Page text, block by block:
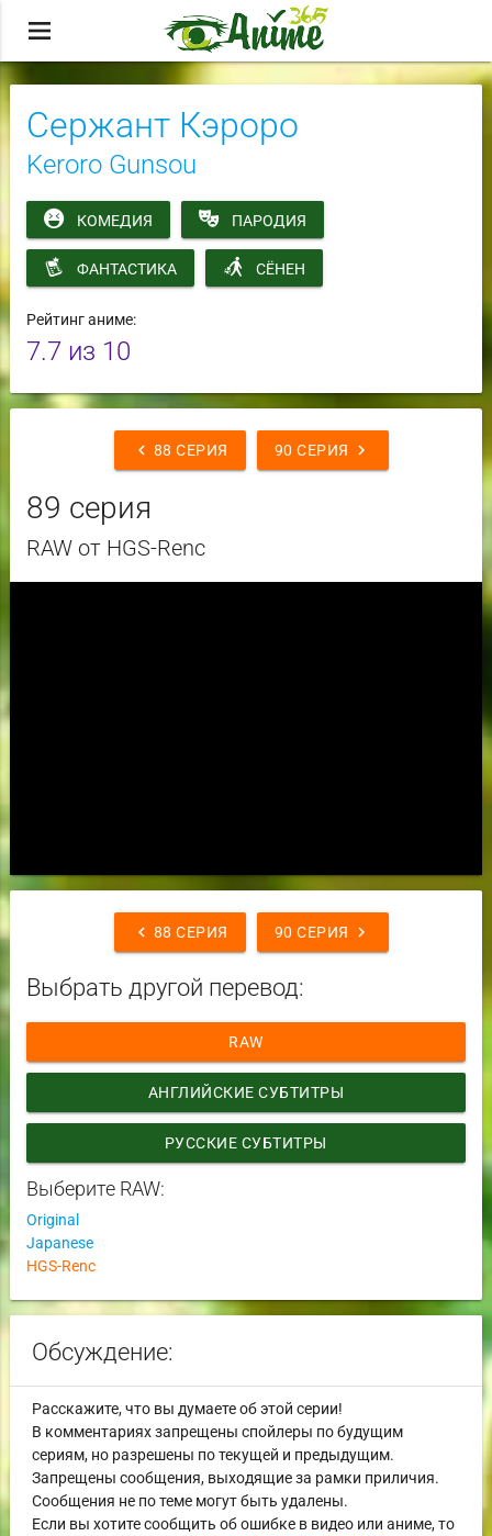
menu
Сержант Кэроро
Keroro Gunsou
КОМЕДИЯ ПАРОДИЯ
ФАНТАСТИКА СЁНЕН
Рейтинг аниме:
7.7из 10
chevron_left 88 СЕРИЯ chevron_right
90 СЕРИЯ
89 серия
RAW от HGS-Renc
chevron_left 88 СЕРИЯ chevron_right
90 СЕРИЯ
Выбрать другой перевод:
RAW
АНГЛИЙСКИЕ СУБТИТРЫ
РУССКИЕ СУБТИТРЫ
Выберите RAW:
Original
Japanese
HGS-Renc
Обсуждение:
Расскажите, что вы думаете об этой серии!
В комментариях запрещены спойлеры по будущим
сериям, но разрешены по текущей и предыдущим.
Запрещены сообщения, выходящие за рамки приличия.
Сообщения не по теме могут быть удалены.
Если вы хотите сообщить об ошибке в видео или аниме, то